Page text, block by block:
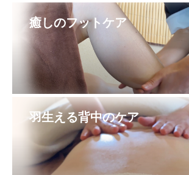
癒しのフットケア
羽生える背中のケア